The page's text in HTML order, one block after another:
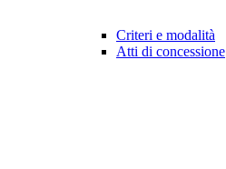
Criteri e modalità
Atti di concessione